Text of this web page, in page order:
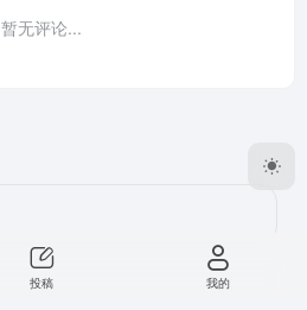
暂无评论...
投稿 我的